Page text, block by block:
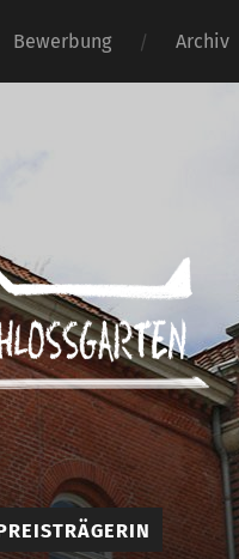
Bewerbung Archiv